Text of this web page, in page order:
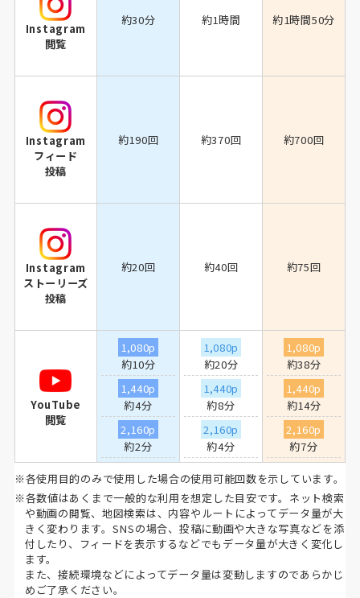
Instagram
閲覧
約30分 約1時間 約1時間50分
Instagram
フィード
投稿
約190回 約370回 約700回
Instagram
ストーリーズ
投稿
約20回 約40回 約75回
YouTube
閲覧
1,080p
約10分
1,440p
約4分
2,160p
約2分
1,080p
約20分
1,440p
約8分
2,160p
約4分
1,080p
約38分
1,440p
約14分
2,160p
約7分
※各使用目的のみで使用した場合の使用可能回数を示しています。
※各数値はあくまで一般的な利用を想定した目安です。ネット検索
や動画の閲覧、地図検索は、内容やルートによってデータ量が大
きく変わります。SNSの場合、投稿に動画や大きな写真などを添
付したり、フィードを表示するなどでもデータ量が大きく変化し
ます。
また、接続環境などによってデータ量は変動しますのであらかじ
めご了承ください。